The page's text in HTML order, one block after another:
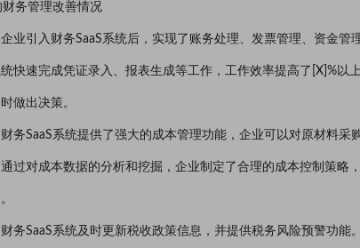
财务管理改善情况
企业引入财务SaaS系统后，实现了账务处理、发票管理、资金管
快速完成凭证录入、报表生成等工作，工作效率提高了[X]%以
做出决策。
财务SaaS系统提供了强大的成本管理功能，企业可以对原材料采
过对成本数据的分析和挖掘，企业制定了合理的成本控制策略
财务SaaS系统及时更新税收政策信息，并提供税务风险预警功能